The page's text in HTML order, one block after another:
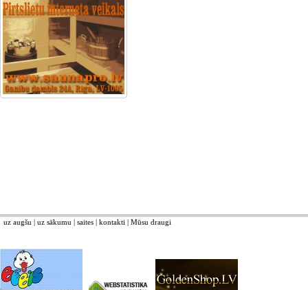
uz augšu | uz sākumu | saites | kontakti | Mūsu draugi